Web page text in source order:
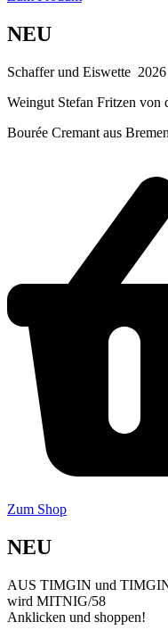
NEU
Schaffer und Eiswette
Weingut Stefan Fritzen von
Bourée Cremant aus Bremen
Zum Shop
NEU
AUS TIMGIN und
wird MITNIG/58
Anklicken und shoppen!